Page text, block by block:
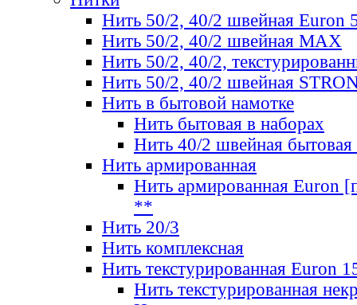
Нить 50/2, 40/2 швейная Euron
Нить 50/2, 40/2 швейная МАХ
Нить 50/2, 40/2,
Нить 50/2, 40/2 швейная
Нить в бытовой намотке
Нить бытовая в наборах
Нить 40/2 швейная бытовая
Нить армированная
Нить армированная Euron
**
Нить 20/3
Нить комплексная
Нить текстурированная Euron
Нить текстурированная